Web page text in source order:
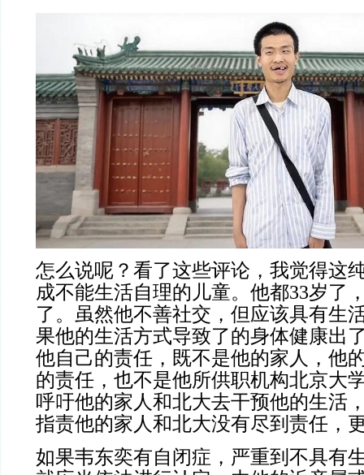
怎么说呢？看了这些评论，我觉得这
成不能生活自理的儿童。他都33岁了
了。虽然他不善社交，但应该具有生
果他的生活方式导致了的身体健康出
他自己的责任，既不是他的家人，他
的责任，也不是他所供职机构北京大
呼吁他的家人和北大去干预他的生活
指责他的家人和北大没有尽到责任，
如果韦东奕有自闭症，严重到不具有